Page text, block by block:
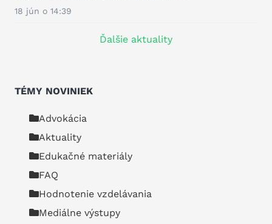
18 jún o 14:39
Ďalšie aktuality
TÉMY NOVINIEK
Advokácia
Aktuality
Edukačné materiály
FAQ
Hodnotenie vzdelávania
Mediálne výstupy